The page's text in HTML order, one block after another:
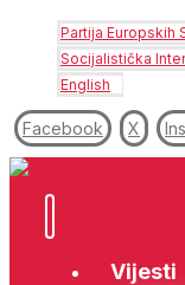
Partija Europskih
Socijalistička
English
Facebook X
Vijesti